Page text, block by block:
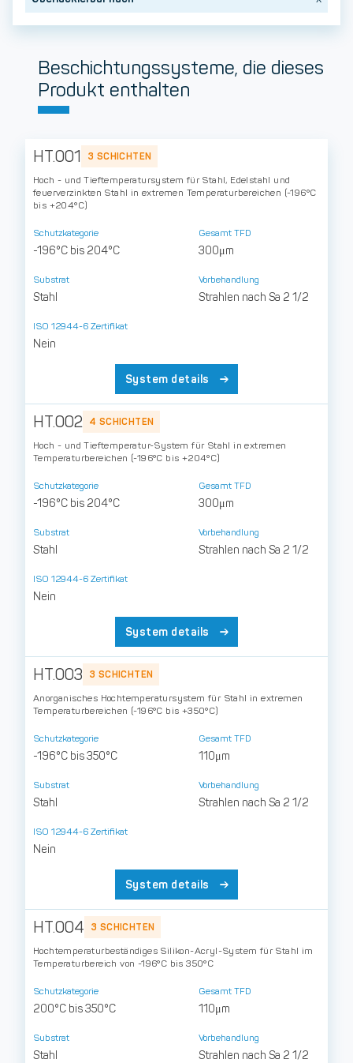
Beschichtungssysteme, die dieses
Produkt enthalten
HT.001
3 SCHICHTEN
Hoch - und Tieftemperatursystem für Stahl, Edelstahl und
feuerverzinkten Stahl in extremen Temperaturbereichen (-196°C
bis +204°C)
Substrat
Stahl
Vorbehandlung
Strahlen nach Sa 2 1/2
Schutzkategorie
-196°C bis 204°C
ISO 12944-6 Zertifikat
Nein
Gesamt TFD
300μm
System details
HT.002 4 SCHICHTEN
Hoch - und Tieftemperatur-System für Stahl in extremen
Temperaturbereichen (-196°C bis +204°C)
Substrat
Stahl
Vorbehandlung
Strahlen nach Sa 2 1/2
Schutzkategorie
-196°C bis 204°C
ISO 12944-6 Zertifikat
Nein
Gesamt TFD
300μm
System details
HT.003
3 SCHICHTEN
Anorganisches Hochtemperatursystem für Stahl in extremen
Temperaturbereichen (-196°C bis +350°C)
Substrat
Stahl
Vorbehandlung
Strahlen nach Sa 2 1/2
Schutzkategorie
-196°C bis 350°C
ISO 12944-6 Zertifikat
Nein
Gesamt TFD
110μm
System details
HT.004
3 SCHICHTEN
Hochtemperaturbeständiges Silikon-Acryl-System für Stahl im
Temperaturbereich von -196°C bis 350°C
Substrat
Stahl
Vorbehandlung
Strahlen nach Sa 2 1/2
Schutzkategorie
200°C bis 350°C
Gesamt TFD
110μm